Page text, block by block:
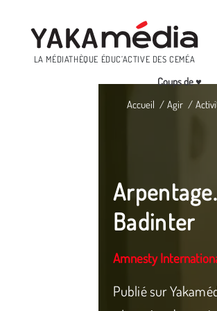
LA MÉDIATHÈQUE ÉDUC’ACTIVE DES CEMÉA
Menu
Coups de ♥
Accueil Agir
Badinter
Amnesty
Publié sur